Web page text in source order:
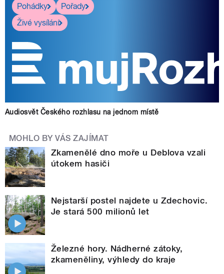
Pohádky
Pořady
Živé vysílání
Audiosvět Českého rozhlasu na jednom místě
MOHLO BY VÁS ZAJÍMAT
Zkamenělé dno moře u Deblova vzali
útokem hasiči
Nejstarší postel najdete u Zdechovic.
Je stará 500 milionů let
Železné hory. Nádherné zátoky,
zkameněliny, výhledy do kraje